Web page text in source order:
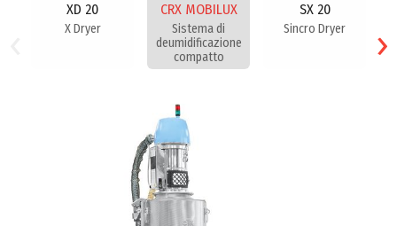
XD 20
X Dryer
CRX MOBILUX
​Sistema di
deumidificazione
compatto
SX 20
Sincro Dryer ›